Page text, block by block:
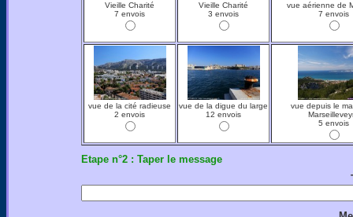
Vieille Charité
7 envois
Vieille Charité
3 envois
vue aérienne de
7 envois
vue de la cité radieuse
2 envois
vue de la digue du large
12 envois
vue depuis le
5 envois
Etape n°2 : Taper le message